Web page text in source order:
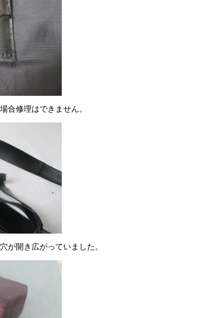
合修理はできません。
が開き広がっていました。